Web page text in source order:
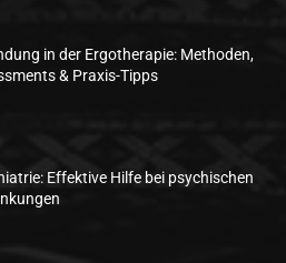
in der Ergotherapie: Methoden,
& Praxis-Tipps
Effektive Hilfe bei psychischen